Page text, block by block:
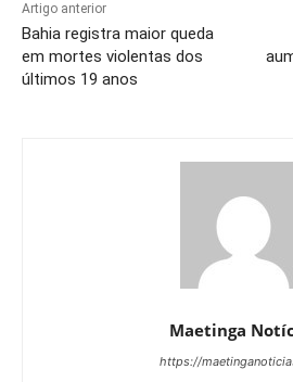
Artigo anterior
Bahia registra maior queda
em mortes violentas dos
últimos 19 anos
Maetinga
https://